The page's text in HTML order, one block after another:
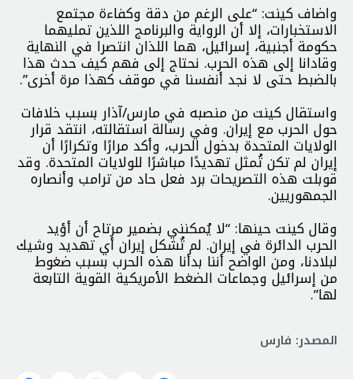
واضاف كينت: “على الرغم من دقة وكفاءة مجتمع
الاستخبارات، إلا أن الرواية والبرنامج اللذين تمليهما
حكومة أجنبية، إسرائيل، هما اللذان انتصرا في النهاية
وقادانا إلى هذه الحرب. نحتاج إلى فهم كيف حدث هذا
بالضبط حتى لا نجد أنفسنا في موقف كهذا مرة أخرى”.
واستقال كينت من منصبه في مارس/آذار بسبب خلافات
حول الحرب مع إيران. وفي رسالة استقالته، انتقد قرار
الولايات المتحدة بدخول الحرب، وأكد مرارًا وتكرارًا أن
إيران لم تكن تُمثل تهديدًا مباشرًا للولايات المتحدة. وقد
قوبلت هذه التصريحات برد فعل حاد من ترامب وأنصاره
الجمهوريين.
وقال كينت حينها: “لا يُمكنني بضمير مرتاح أن أؤيد
الحرب الدائرة في إيران. لم تُشكل إيران أي تهديد وشيك
لبلادنا، ومن الواضح أننا بدأنا هذه الحرب بسبب ضغوط
من إسرائيل وجماعات الضغط الأمريكية القوية التابعة
لها”.
المصدر: فارس